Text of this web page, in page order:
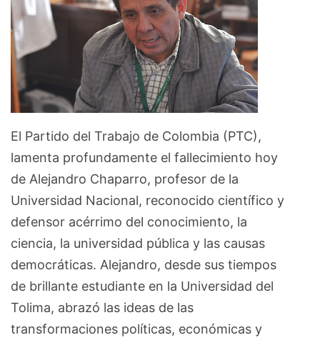
El Partido del Trabajo de Colombia (PTC),
lamenta profundamente el fallecimiento hoy
de Alejandro Chaparro, profesor de la
Universidad Nacional, reconocido científico y
defensor acérrimo del conocimiento, la
ciencia, la universidad pública y las causas
democráticas. Alejandro, desde sus tiempos
de brillante estudiante en la Universidad del
Tolima, abrazó las ideas de las
transformaciones políticas, económicas y